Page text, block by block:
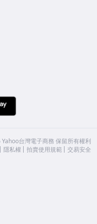
Yahoo台灣電子商務 保留所有權利
隱私權 拍賣使用規範 交易安全